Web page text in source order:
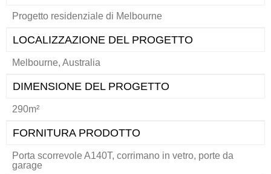
Progetto residenziale di Melbourne
LOCALIZZAZIONE DEL PROGETTO
Melbourne, Australia
DIMENSIONE DEL PROGETTO
290m²
FORNITURA PRODOTTO
Porta scorrevole A140T, corrimano in vetro, porte da
garage